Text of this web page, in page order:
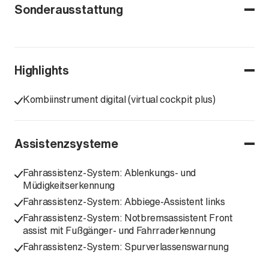
Sonderausstattung
Highlights
Kombiinstrument digital (virtual cockpit plus)
Assistenzsysteme
Fahrassistenz-System: Ablenkungs- und
Müdigkeitserkennung
Fahrassistenz-System: Abbiege-Assistent links
Fahrassistenz-System: Notbremsassistent Front
assist mit Fußgänger- und Fahrraderkennung
Fahrassistenz-System: Spurverlassenswarnung